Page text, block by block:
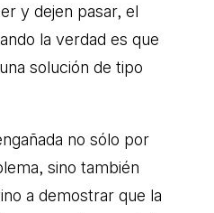
y dejen pasar, el
la verdad es que
solución de tipo
no sólo por
sino también
a demostrar que la